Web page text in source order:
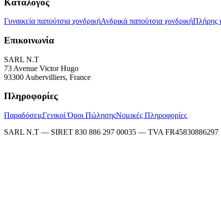
Γυναικεία παπούτσια χονδρικήΑνδρικά παπούτσια χονδρικήΠλήρης
Επικοινωνία
SARL N.T
73 Avenue Victor Hugo
93300 Aubervilliers, France
Πληροφορίες
ΠαραδόσειςΓενικοί Όροι ΠώλησηςΝομικές Πληροφορίες
SARL N.T — SIRET 830 886 297 00035 — TVA FR45830886297